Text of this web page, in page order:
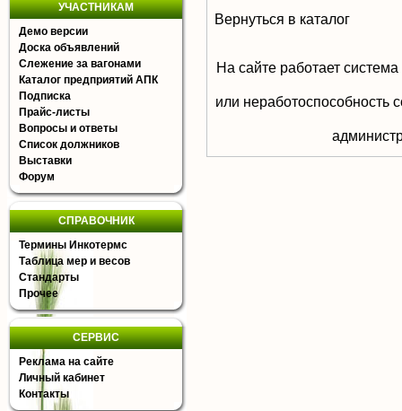
УЧАСТНИКАМ
Демо версии
Доска объявлений
Слежение за вагонами
Каталог предприятий АПК
Подписка
Прайс-листы
Вопросы и ответы
Список должников
Выставки
Форум
СПРАВОЧНИК
Термины Инкотермс
Таблица мер и весов
Стандарты
Прочее
СЕРВИС
Реклама на сайте
Личный кабинет
Контакты
Вернуться в каталог
На сайте работает
или неработоспособность